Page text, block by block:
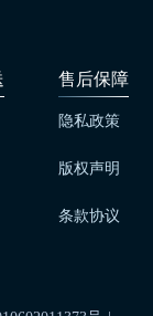
售后保障
隐私政策
版权声明
条款协议